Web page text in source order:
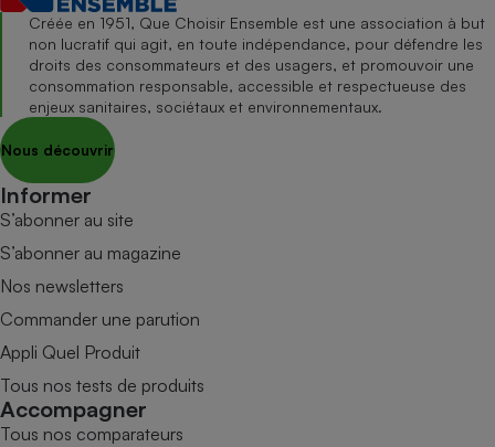
Créée en 1951, Que Choisir Ensemble est une association à but
non lucratif qui agit, en toute indépendance, pour défendre les
droits des consommateurs et des usagers, et promouvoir une
consommation responsable, accessible et respectueuse des
enjeux sanitaires, sociétaux et environnementaux.
Nous découvrir
Informer
S’abonner au site
S’abonner au magazine
Nos newsletters
Commander une parution
Appli Quel Produit
Tous nos tests de produits
Accompagner
Tous nos comparateurs